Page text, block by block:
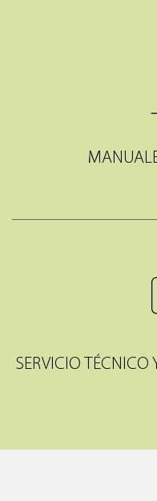
SERVICIO TÉCNICO